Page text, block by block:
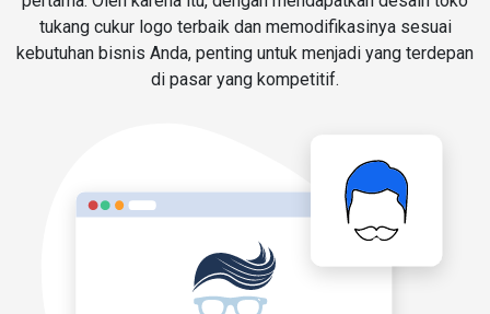
tukang cukur logo terbaik dan memodifikasinya sesuai
kebutuhan bisnis Anda, penting untuk menjadi yang terdepan
di pasar yang kompetitif.